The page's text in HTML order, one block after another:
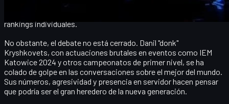
torneos más importantes y manteniéndose en lo más alto de los
rankings individuales.
No obstante, el debate no está cerrado. Danil "donk"
Kryshkovets, con actuaciones brutales en eventos como IEM
Katowice 2024 y otros campeonatos de primer nivel, se ha
colado de golpe en las conversaciones sobre el mejor del mundo.
Sus números, agresividad y presencia en servidor hacen pensar
que podría ser el gran heredero de la nueva generación.